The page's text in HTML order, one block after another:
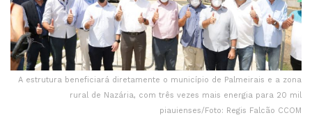
A estrutura beneficiará diretamente o município de Palmeirais e a zona
rural de Nazária, com três vezes mais energia para 20 mil
piauienses/Foto: Regis Falcão CCOM